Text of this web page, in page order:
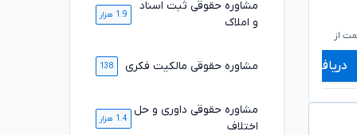
از
تومان
۵۴۹,۰۰۰
دریافت مشاوره
۶۰۰,۰۰۰
دریافت مشاوره
مشاوره حقوقی ثبت اسناد
و املاک
1.9 هزار
مشاوره حقوقی مالکیت فکری 138
مشاوره حقوقی داوری و حل
اختلاف
1.4 هزار